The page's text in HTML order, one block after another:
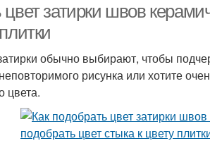
цвет затирки швов
обычно выбирают, чтобы
рисунка или хотите
цвета.